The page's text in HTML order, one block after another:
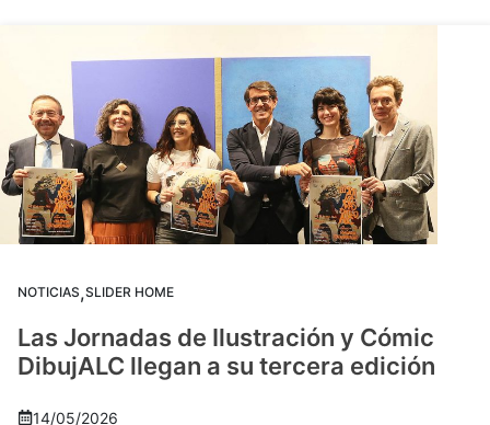
NOTICIAS,SLIDER HOME
Las Jornadas de Ilustración y Cómic
DibujALC llegan a su tercera edición
14/05/2026